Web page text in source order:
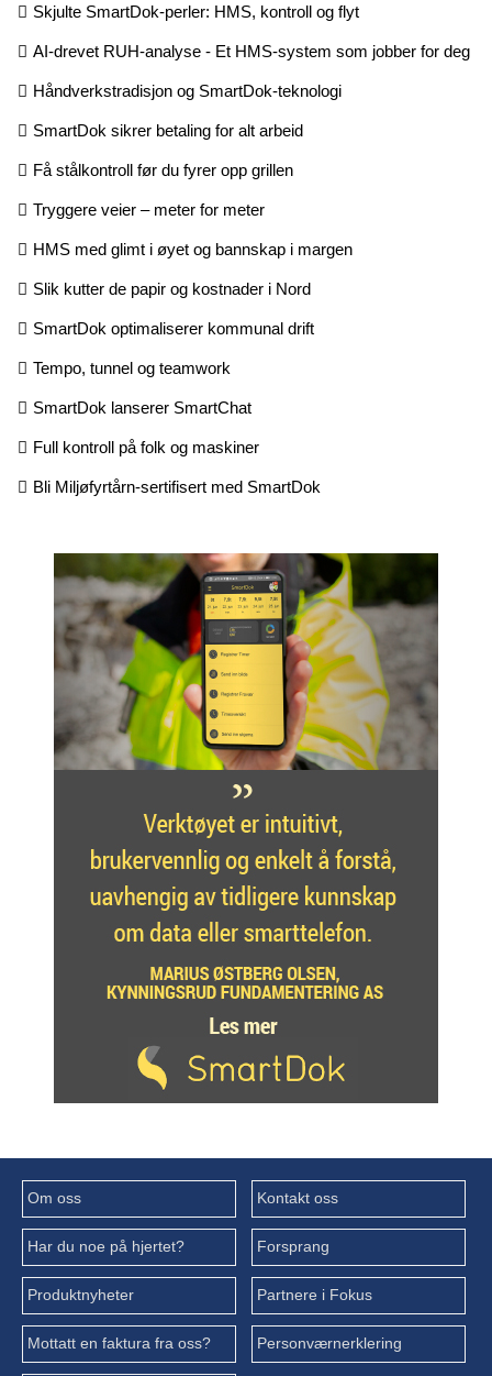
Skjulte SmartDok-perler: HMS, kontroll og flyt
AI-drevet RUH-analyse - Et HMS-system som jobber for deg
Håndverkstradisjon og SmartDok-teknologi
SmartDok sikrer betaling for alt arbeid
Få stålkontroll før du fyrer opp grillen
Tryggere veier – meter for meter
HMS med glimt i øyet og bannskap i margen
Slik kutter de papir og kostnader i Nord
SmartDok optimaliserer kommunal drift
Tempo, tunnel og teamwork
SmartDok lanserer SmartChat
Full kontroll på folk og maskiner
Bli Miljøfyrtårn-sertifisert med SmartDok
Om oss Kontakt oss
Har du noe på hjertet? Forsprang
Produktnyheter Partnere i Fokus
Mottatt en faktura fra oss? Personværnerklering